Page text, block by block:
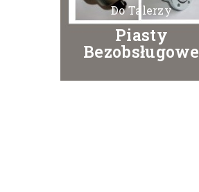
Do Talerzy
Piasty
Bezobsługowe